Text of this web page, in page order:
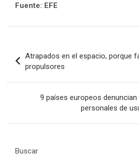
Fuente: EFE
de
entradas
Atrapados en el espacio, porque
propulsores
9 países europeos
personales de
Buscar